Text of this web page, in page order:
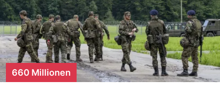
660 Millionen